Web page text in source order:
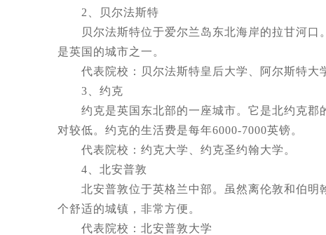
2、贝尔法斯特
贝尔法斯特位于爱尔兰岛东北海岸的拉甘河口。
是英国的城市之一。
代表院校：贝尔法斯特皇后大学、阿尔斯特大
3、约克
约克是英国东北部的一座城市。它是北约克郡
对较低。约克的生活费是每年6000-7000英镑。
代表院校：约克大学、约克圣约翰大学。
4、北安普敦
北安普敦位于英格兰中部。虽然离伦敦和伯明
个舒适的城镇，非常方便。
代表院校：北安普敦大学